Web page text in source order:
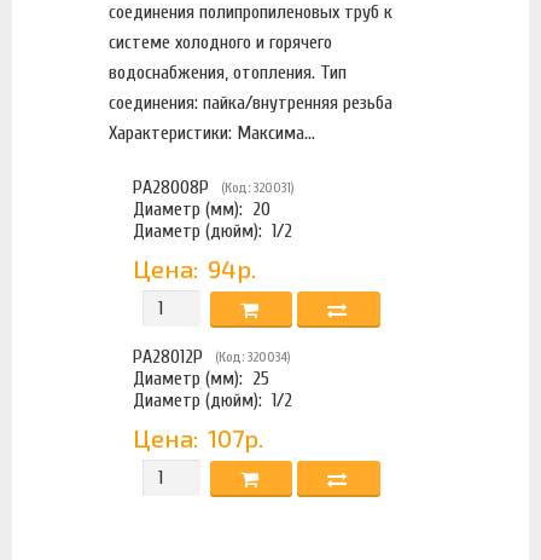
соединения полипропиленовых труб к
системе холодного и горячего
водоснабжения, отопления. Тип
соединения: пайка/внутренняя резьба
Характеристики: Максима...
PA28008P (Код: 320031)
Диаметр (мм): 20
Диаметр (дюйм): 1/2
Цена: 94р.
PA28012P (Код: 320034)
Диаметр (мм): 25
Диаметр (дюйм): 1/2
Цена: 107р.